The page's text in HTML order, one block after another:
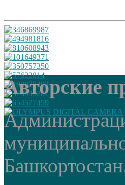
Авторские